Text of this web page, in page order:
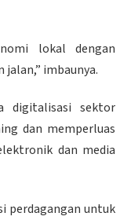
lokal dengan
imbaunya.
digitalisasi sektor
dan memperluas
dan media
perdagangan untuk